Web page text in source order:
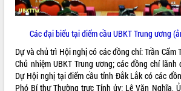
Các đại biểu tại điểm cầu UBKT Trung ương
Dự và chủ trì Hội nghị có các đồng chí: Trần Cẩm
Chủ nhiệm UBKT Trung ương; các đồng chí lãnh
Dự Hội nghị tại điểm cầu tỉnh Đắk Lắk có các
Phó Bí thư Thường trực Tỉnh ủy; Lê Văn Nghĩa,